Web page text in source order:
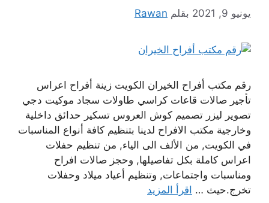
يونيو 9, 2021 بقلم Rawan
رقم مكتب أفراح الخيران الكويت زينة أفراح اعراس
تأجير صالات قاعات كراسي طاولات سجاد موكيت دجي
تصوير ليزر تصميم كوش العروس تسكير حدائق داخلية
وخارجية مكتب الافراح لدينا بتنظيم كافة أنواع المناسبات
في الكويت, من الألف الى الياء, من تنظيم حفلات
اعراس كاملة بكل تفاصيلها, وحجز صالات افراح
ومناسبات واجتماعات, وتنظيم أعياد ميلاد وحفلات
تخرج.حيث … اقرأ المزيد